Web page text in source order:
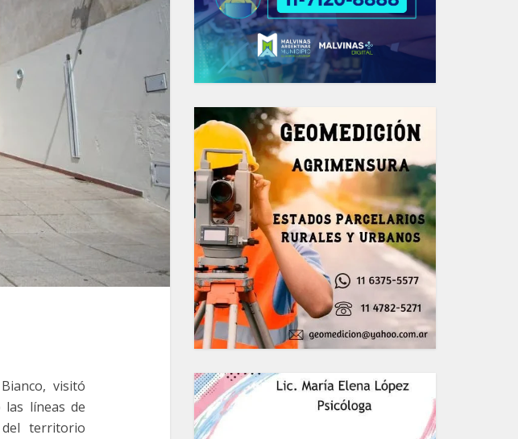
visitó
líneas de
territorio